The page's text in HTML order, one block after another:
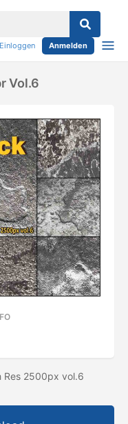
Einloggen Anmelden
Vol.6
Res 2500px vol.6